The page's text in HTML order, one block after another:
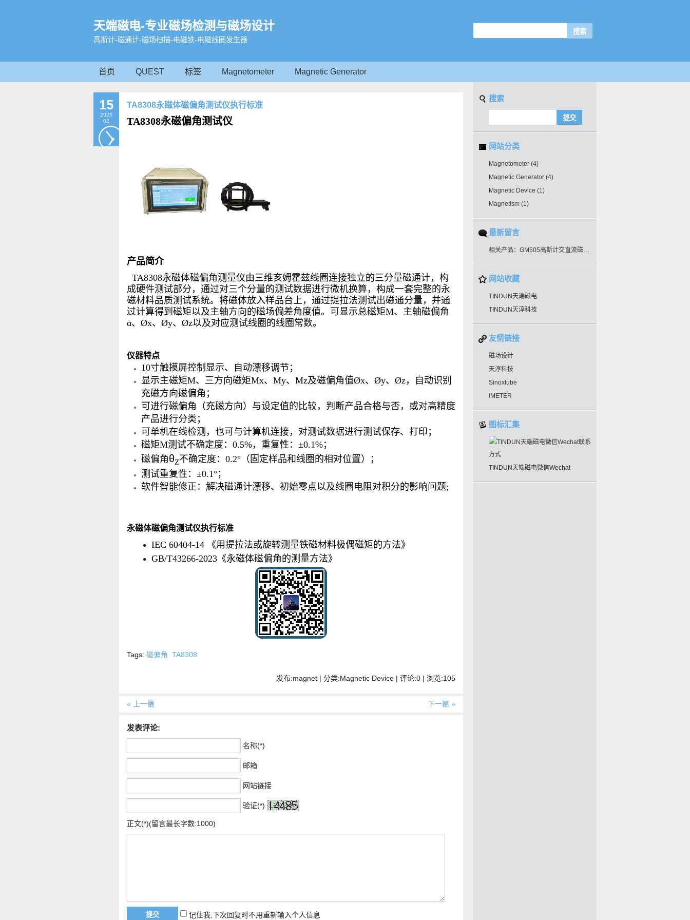
天端磁电-专业磁场检测与磁场设计
高斯计-磁通计-磁场扫描-电磁铁-电磁线圈发生器
首页 QUEST 标签 Magnetometer Magnetic Generator
15
2025
02
TA8308永磁体磁偏角测试仪执行标准
TA8308永磁偏角测试仪
产品简介
TA8308永磁体磁偏角测量仪由三维亥姆霍兹线圈连接独立的三分量磁通计，构
成硬件测试部分，通过对三个分量的测试数据进行微机换算，构成一套完整的永
磁材料品质测试系统。将磁体放入样品台上，通过提拉法测试出磁通分量，并通
过计算得到磁矩以及主轴方向的磁场偏差角度值。可显示总磁矩M、主轴磁偏角
α、Øx、Øy、Øz以及对应测试线圈的线圈常数。
仪器特点
10寸触摸屏控制显示、自动漂移调节；
显示主磁矩M、三方向磁矩Mx、My、Mz及磁偏角值Øx、Øy、Øz，自动识别
充磁方向磁偏角；
可进行磁偏角（充磁方向）与设定值的比较，判断产品合格与否，或对高精度
产品进行分类；
可单机在线检测，也可与计算机连接，对测试数据进行测试保存、打印；
磁矩M测试不确定度：0.5%，重复性：±0.1%；
磁偏角θZ不确定度：0.2°（固定样品和线圈的相对位置）；
测试重复性：±0.1°；
软件智能修正：解决磁通计漂移、初始零点以及线圈电阻对积分的影响问题;
永磁体磁偏角测试仪执行标准
IEC 60404-14 《用提拉法或旋转测量铁磁材料极偶磁矩的方法》
GB/T43266-2023《永磁体磁偏角的测量方法》
Tags: 磁偏角 TA8308
发布:magnet | 分类:Magnetic Device | 评论:0 | 浏览:105
« 上一篇 下一篇 »
发表评论:
名称(*)
邮箱
网站链接
验证(*)
正文(*)(留言最长字数:1000)
记住我,下次回复时不用重新输入个人信息
搜索
网站分类
Magnetometer (4)
Magnetic Generator (4)
Magnetic Device (1)
Magnetism (1)
最新留言
相关产品：GM505高斯计交直流磁场测试
网站收藏
TINDUN天端磁电
TINDUN天淳科技
友情链接
磁场设计
天淳科技
Sinoxtube
iMETER
图标汇集
TINDUN天端磁电微信Wechat